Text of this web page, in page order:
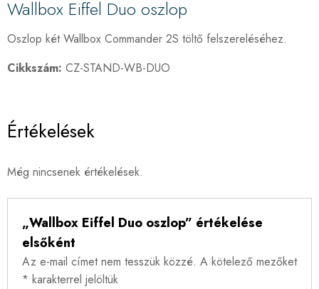
Wallbox Eiffel Duo oszlop
Oszlop két Wallbox Commander 2S töltő felszereléséhez.
Cikkszám: CZ-STAND-WB-DUO
Értékelések
Még nincsenek értékelések.
„Wallbox Eiffel Duo oszlop” értékelése
elsőként
Az e-mail címet nem tesszük közzé. A kötelező mezőket
* karakterrel jelöltük